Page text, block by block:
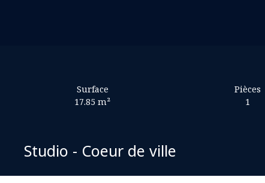
Surface
17.85 m²
Pièces
1
Studio - Coeur de ville